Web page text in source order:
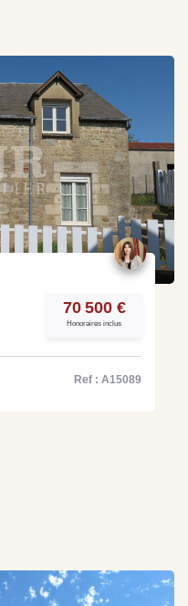
70 500 €
Honoraires inclus
Ref : A15089